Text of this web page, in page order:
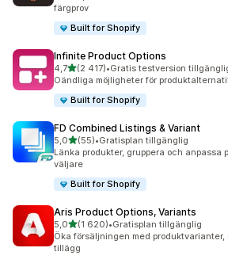
färgprov
Built for Shopify
Infinite Product Options
4,7av 5 stjärnor
(2 417)
2417 recensioner totalt
•Gratis testversion
Oändliga möjligheter för
Built for Shopify
FD Combined Listings & Variant
5,0av 5 stjärnor
(55)
55 recensioner totalt
•Gratisplan tillgänglig
Länka produkter, gruppera och anpassa
väljare
Built for Shopify
Aris Product Options, Variants
5,0av 5 stjärnor
(1 620)
1620 recensioner totalt
•Gratisplan tillgänglig
Öka försäljningen med
tillägg